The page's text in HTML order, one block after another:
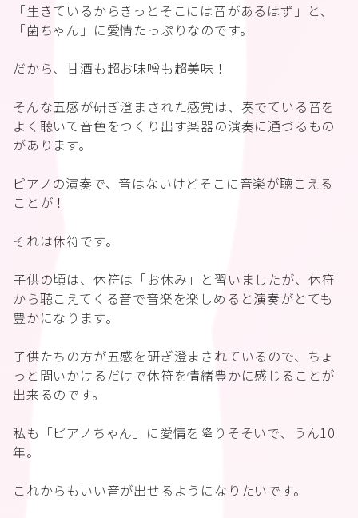
「生きているからきっとそこには音があるはず」と、
「菌ちゃん」に愛情たっぷりなのです。
だから、甘酒も超お味噌も超美味！
そんな五感が研ぎ澄まされた感覚は、奏でている音を
よく聴いて音色をつくり出す楽器の演奏に通づるもの
があります。
ピアノの演奏で、音はないけどそこに音楽が聴こえる
ことが！
それは休符です。
子供の頃は、休符は「お休み」と習いましたが、休符
から聴こえてくる音で音楽を楽しめると演奏がとても
豊かになります。
子供たちの方が五感を研ぎ澄まされているので、ちょ
っと問いかけるだけで休符を情緒豊かに感じることが
出来るのです。
私も「ピアノちゃん」に愛情を降りそそいで、うん10
年。
これからもいい音が出せるようになりたいです。